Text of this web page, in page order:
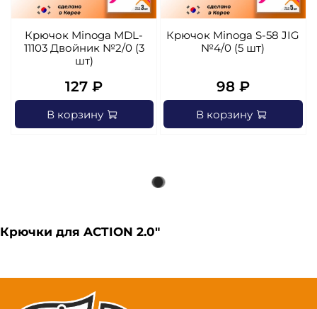
Крючок Minoga MDL-
11103 Двойник №2/0 (3
шт)
127 ₽
В корзину
Крючок Minoga S-58 JIG
№4/0 (5 шт)
98 ₽
В корзину
Крючки для ACTION 2.0"